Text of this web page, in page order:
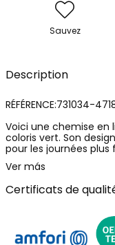
Sauvez
Description
RÉFÉRENCE:731034-
Voici une chemise en
coloris vert. Son
pour les journées
matériau léger et
différentes
événements un peu
dans des tailles allant
polyvalente qui peut
pantalons courts ou
chic.
Ver más
Certificats de